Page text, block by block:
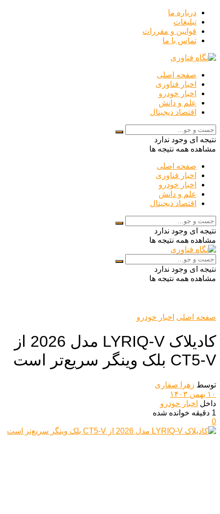
درباره ما
تبلیغات
قوانین و مقررات
تماس با ما
صفحه اصلی
اخبار فناوری
اخبار خودرو
علم و دانش
اقتصاد دیجیتال
نتیجه ای وجود ندارد
مشاهده همه نتیجه ها
صفحه اصلی
اخبار فناوری
اخبار خودرو
علم و دانش
اقتصاد دیجیتال
نتیجه ای وجود ندارد
مشاهده همه نتیجه ها
نتیجه ای وجود ندارد
مشاهده همه نتیجه ها
صفحه اصلی اخبار خودرو
کادیلاک LYRIQ-V مدل 2026 از
CT5-V بلک وینگر سریع‌تر است
توسط زهرا صفاری
۱۰ بهمن ۱۴۰۳
داخل اخبار خودرو
1 دقیقه خوانده شده
0